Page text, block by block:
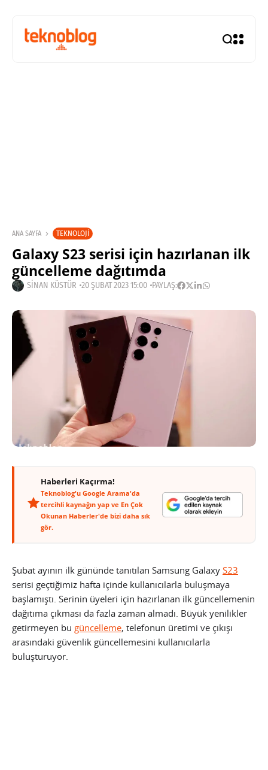
ANA SAYFA TEKNOLOJI
Galaxy S23 serisi için hazırlanan ilk
güncelleme dağıtımda
SINAN KÜSTÜR 20 ŞUBAT 2023 15:00 PAYLAŞ:
Haberleri Kaçırma!
Teknoblog'u Google Arama'da
tercihli kaynağın yap ve En Çok
Okunan Haberler'de bizi daha sık
gör.
Şubat ayının ilk gününde tanıtılan Samsung Galaxy S23
serisi geçtiğimiz hafta içinde kullanıcılarla buluşmaya
başlamıştı. Serinin üyeleri için hazırlanan ilk güncellemenin
dağıtıma çıkması da fazla zaman almadı. Büyük yenilikler
getirmeyen bu güncelleme, telefonun üretimi ve çıkışı
arasındaki güvenlik güncellemesini kullanıcılarla
buluşturuyor.